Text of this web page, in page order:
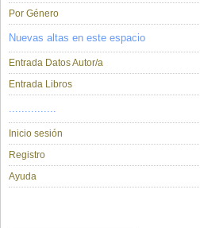
Por Género
Nuevas altas en este espacio
Entrada Datos Autor/a
Entrada Libros
...............
Inicio sesión
Registro
Ayuda